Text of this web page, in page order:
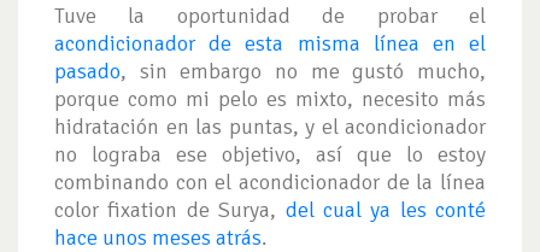
Tuve la oportunidad de probar el
acondicionador de esta misma línea en el
pasado, sin embargo no me gustó mucho,
porque como mi pelo es mixto, necesito más
hidratación en las puntas, y el acondicionador
no lograba ese objetivo, así que lo estoy
combinando con el acondicionador de la línea
color fixation de Surya, del cual ya les conté
hace unos meses atrás.